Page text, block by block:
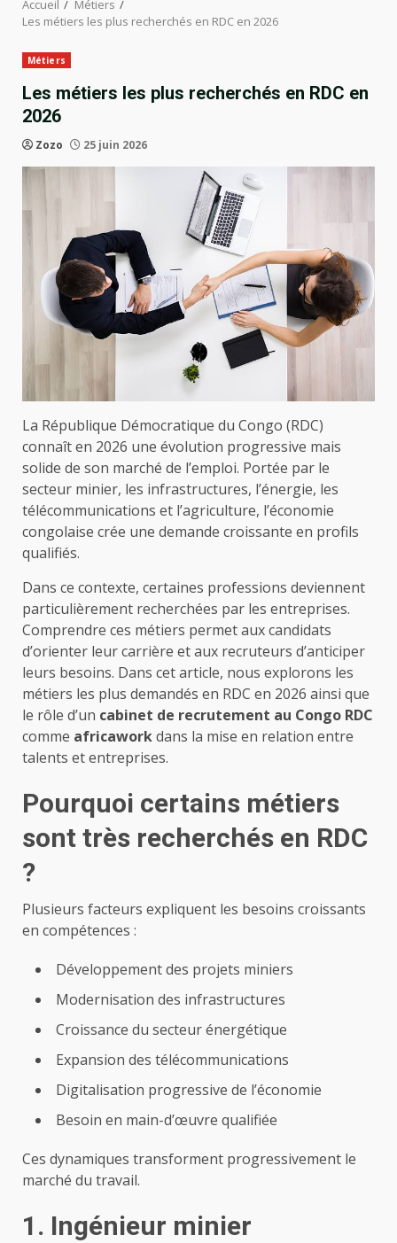
Accueil
Métiers
Les métiers les plus recherchés en RDC en 2026
Métiers
Les métiers les plus recherchés en RDC en
2026
Zozo 25 juin 2026
La République Démocratique du Congo (RDC)
connaît en 2026 une évolution progressive mais
solide de son marché de l’emploi. Portée par le
secteur minier, les infrastructures, l’énergie, les
télécommunications et l’agriculture, l’économie
congolaise crée une demande croissante en profils
qualifiés.
Dans ce contexte, certaines professions deviennent
particulièrement recherchées par les entreprises.
Comprendre ces métiers permet aux candidats
d’orienter leur carrière et aux recruteurs d’anticiper
leurs besoins. Dans cet article, nous explorons les
métiers les plus demandés en RDC en 2026 ainsi que
le rôle d’un cabinet de recrutement au Congo RDC
comme africaworkdans la mise en relation entre
talents et entreprises.
Pourquoi certains métiers
sont très recherchés en RDC
?
Plusieurs facteurs expliquent les besoins croissants
en compétences :
Développement des projets miniers
Modernisation des infrastructures
Croissance du secteur énergétique
Expansion des télécommunications
Digitalisation progressive de l’économie
Besoin en main-d’œuvre qualifiée
Ces dynamiques transforment progressivement le
marché du travail.
1. Ingénieur minier